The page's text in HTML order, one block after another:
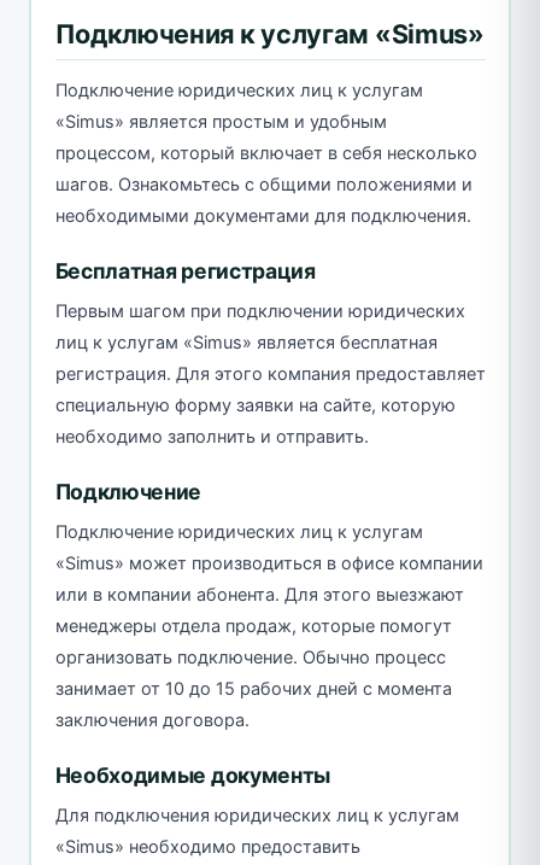
Подключения к услугам «Simus»
Подключение юридических лиц к услугам
«Simus» является простым и удобным
процессом, который включает в себя несколько
шагов. Ознакомьтесь с общими положениями и
необходимыми документами для подключения.
Бесплатная регистрация
Первым шагом при подключении юридических
лиц к услугам «Simus» является бесплатная
регистрация. Для этого компания предоставляет
специальную форму заявки на сайте, которую
необходимо заполнить и отправить.
Подключение
Подключение юридических лиц к услугам
«Simus» может производиться в офисе компании
или в компании абонента. Для этого выезжают
менеджеры отдела продаж, которые помогут
организовать подключение. Обычно процесс
занимает от 10 до 15 рабочих дней с момента
заключения договора.
Необходимые документы
Для подключения юридических лиц к услугам
«Simus» необходимо предоставить